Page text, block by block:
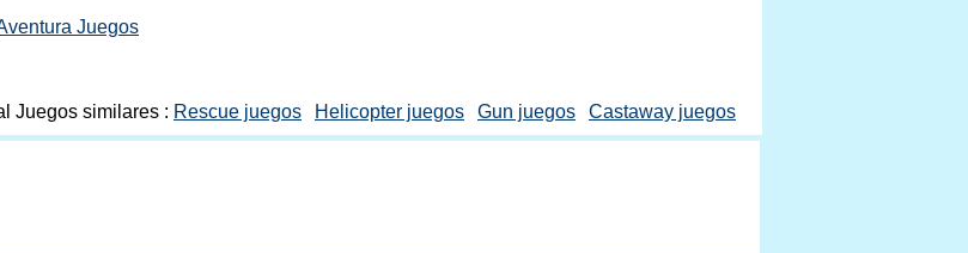
Juegos
Juegos similares : Rescue juegos Helicopter juegos Gun juegos Castaway juegos